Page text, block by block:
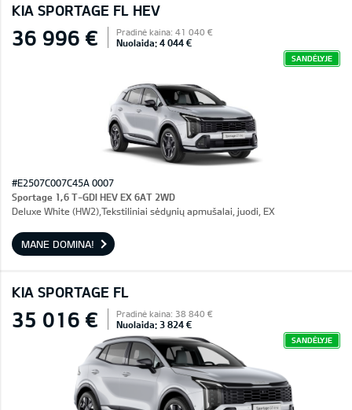
KIA SPORTAGE FL HEV
36 996 € Pradinė kaina: 41 040 €
Nuolaida: 4 044 €
SANDĖLYJE
#E2507C007C45A 0007
Sportage 1,6 T-GDI HEV EX 6AT 2WD
Deluxe White (HW2),Tekstiliniai sėdynių apmušalai, juodi, EX
MANE DOMINA!
KIA SPORTAGE FL
35 016 € Pradinė kaina: 38 840 €
Nuolaida: 3 824 €
SANDĖLYJE